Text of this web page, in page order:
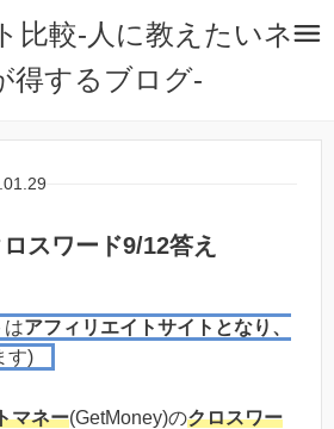
比較-人に教えたいネ
得するブログ-
スワード9/12答え
はアフィリエイトサイトとなり、
す)
マネー(GetMoney)のクロスワー